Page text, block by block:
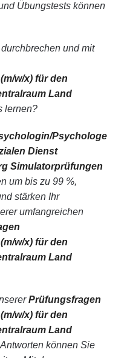
Übungstests können
und mit
w/x) für den
Land
lernen?
Psychologe
Dienst
Simulatorprüfungen
um bis zu 99 %,
stärken Ihr
umfangreichen
w/x) für den
Land
Prüfungsfragen
w/x) für den
Land
können Sie